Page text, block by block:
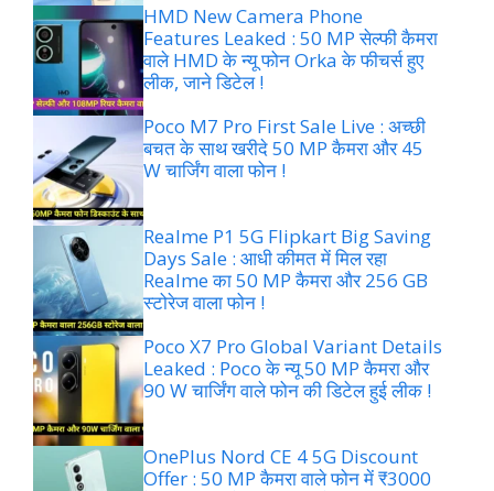
HMD New Camera Phone
Features Leaked : 50 MP सेल्फी कैमरा
वाले HMD के न्यू फोन Orka के फीचर्स हुए
लीक, जाने डिटेल !
Poco M7 Pro First Sale Live : अच्छी
बचत के साथ खरीदे 50 MP कैमरा और 45
W चार्जिंग वाला फोन !
Realme P1 5G Flipkart Big Saving
Days Sale : आधी कीमत में मिल रहा
Realme का 50 MP कैमरा और 256 GB
स्टोरेज वाला फोन !
Poco X7 Pro Global Variant Details
Leaked : Poco के न्यू 50 MP कैमरा और
90 W चार्जिंग वाले फोन की डिटेल हुई लीक !
OnePlus Nord CE 4 5G Discount
Offer : 50 MP कैमरा वाले फोन में ₹3000